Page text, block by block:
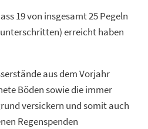
19 von insgesamt 25 Pegeln
erreicht haben
aus dem Vorjahr
Böden sowie die immer
versickern und somit auch
Regenspenden